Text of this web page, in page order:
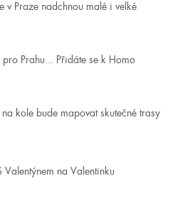
v Praze nadchnou malé i velké
Prahu... Přidáte se k Homo
kole bude mapovat skutečné trasy
Valentýnem na Valentinku